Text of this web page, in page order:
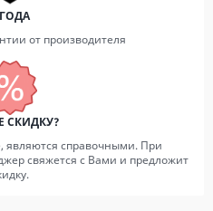
от производителя
СКИДКУ?
являются справочными. При
свяжется с Вами и предложит